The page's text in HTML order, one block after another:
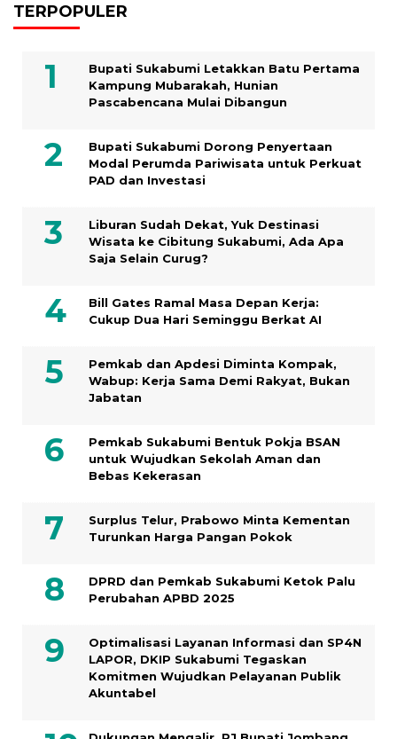
TERPOPULER
Bupati Sukabumi Letakkan Batu Pertama
Kampung Mubarakah, Hunian
Pascabencana Mulai Dibangun
Bupati Sukabumi Dorong Penyertaan
Modal Perumda Pariwisata untuk Perkuat
PAD dan Investasi
Liburan Sudah Dekat, Yuk Destinasi
Wisata ke Cibitung Sukabumi, Ada Apa
Saja Selain Curug?
Bill Gates Ramal Masa Depan Kerja:
Cukup Dua Hari Seminggu Berkat AI
Pemkab dan Apdesi Diminta Kompak,
Wabup: Kerja Sama Demi Rakyat, Bukan
Jabatan
Pemkab Sukabumi Bentuk Pokja BSAN
untuk Wujudkan Sekolah Aman dan
Bebas Kekerasan
Surplus Telur, Prabowo Minta Kementan
Turunkan Harga Pangan Pokok
DPRD dan Pemkab Sukabumi Ketok Palu
Perubahan APBD 2025
Optimalisasi Layanan Informasi dan SP4N
LAPOR, DKIP Sukabumi Tegaskan
Komitmen Wujudkan Pelayanan Publik
Akuntabel